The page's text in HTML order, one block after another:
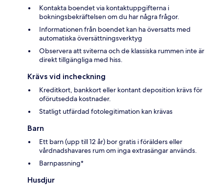
Kontakta boendet via kontaktuppgifterna i
bokningsbekräftelsen om du har några frågor.
Informationen från boendet kan ha översatts med
automatiska översättningsverktyg
Observera att sviterna och de klassiska rummen inte är
direkt tillgängliga med hiss.
Krävs vid incheckning
Kreditkort, bankkort eller kontant deposition krävs för
oförutsedda kostnader.
Statligt utfärdad fotolegitimation kan krävas
Barn
Ett barn (upp till 12 år) bor gratis i förälders eller
vårdnadshavares rum om inga extrasängar används.
Barnpassning*
Husdjur